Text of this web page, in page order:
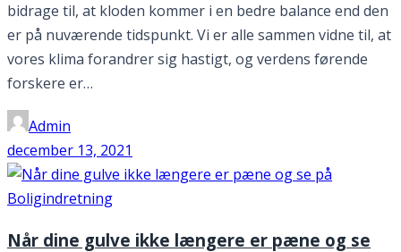
bidrage til, at kloden kommer i en bedre balance end den
er på nuværende tidspunkt. Vi er alle sammen vidne til, at
vores klima forandrer sig hastigt, og verdens førende
forskere er…
Admin
december 13, 2021
Boligindretning
Når dine gulve ikke længere er pæne og se